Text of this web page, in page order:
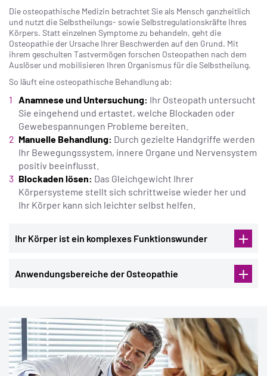
Die osteopathische Medizin betrachtet Sie als Mensch ganzheitlich
und nutzt die Selbstheilungs- sowie Selbstregulationskräfte Ihres
Körpers. Statt einzelnen Symptome zu behandeln, geht die
Osteopathie der Ursache Ihrer Beschwerden auf den Grund. Mit
ihrem geschulten Tastvermögen forschen Osteopathen nach dem
Auslöser und mobilisieren Ihren Organismus für die Selbstheilung.
So läuft eine osteopathische Behandlung ab:
Anamnese und Untersuchung: Ihr Osteopath untersucht
Sie eingehend und ertastet, welche Blockaden oder
Gewebespannungen Probleme bereiten.
Manuelle Behandlung: Durch gezielte Handgriffe werden
Ihr Bewegungssystem, innere Organe und Nervensystem
positiv beeinflusst.
Blockaden lösen: Das Gleichgewicht Ihrer
Körpersysteme stellt sich schrittweise wieder her und
Ihr Körper kann sich leichter selbst helfen.
Ihr Körper ist ein komplexes Funktionswunder
Anwendungsbereiche der Osteopathie
BEWEGUNGSAPPARAT KOPF & NERVEN
INNERE
BESCHWERDEN
Rückenschmerzen
Migräne und
Verdauungsprobleme